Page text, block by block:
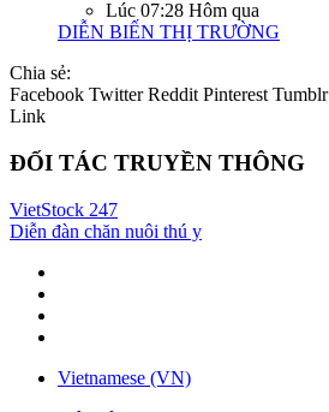
Lúc 07:28 Hôm qua
DIỄN BIẾN THỊ TRƯỜNG
Chia sẻ:
Facebook Twitter Reddit Pinterest Tumblr
Link
ĐỐI TÁC TRUYỀN THÔNG
VietStock 247
Diễn đàn chăn nuôi thú y
Vietnamese (VN)